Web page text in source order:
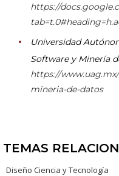
https://
Universidad
Software y Minería
https://
mineria-de-datos
TEMAS
Diseño Ciencia y Tecnología